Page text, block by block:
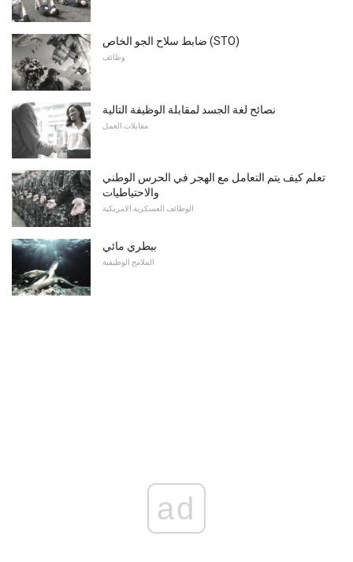
ضابط سلاح الجو الخاص (STO)
وظائف
نصائح لغة الجسد لمقابلة الوظيفة التالية
مقابلات العمل
تعلم كيف يتم التعامل مع الهجر في الحرس الوطني
والاحتياطيات
الوظائف العسكرية الامريكية
بيطري مائي
الملامح الوظيفية
ad